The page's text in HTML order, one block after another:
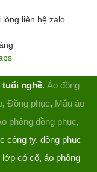
lòng liên hệ zalo
tuổi nghề. Áo đồng
, Đồng phục, Mẫu áo
phông đồng phục,
công ty, đồng phục
có cổ, áo phông